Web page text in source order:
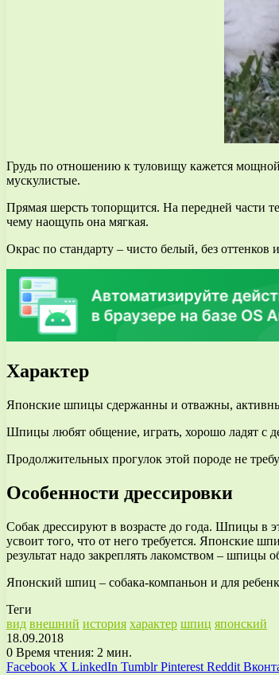
Грудь по отношению к туловищу кажется
мускулистые.
Прямая шерсть топорщится. На передней части
чему наощупь она мягкая.
Окрас по стандарту – чисто белый, без оттенков
Характер
Японские шпицы сдержанны и отважны, активны
Шпицы любят общение, играть, хорошо ладят с
Продолжительных прогулок этой породе не
Особенности дрессировки
Собак дрессируют в возрасте до года. Шпицы в
усвоит того, что от него требуется. Японские
результат надо закреплять лакомством – шпицы
Японский шпиц – собака-компаньон и для
Теги
вид внешний история характер шпиц японский
18.09.2018
0 Время чтения: 2 мин.
Facebook X LinkedIn Tumblr Pinterest Reddit